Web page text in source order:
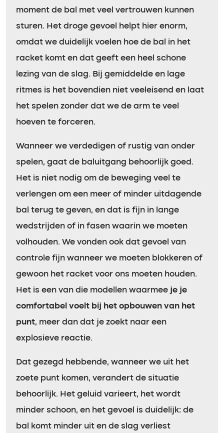
moment de bal met veel vertrouwen kunnen
sturen. Het droge gevoel helpt hier enorm,
omdat we duidelijk voelen hoe de bal in het
racket komt en dat geeft een heel schone
lezing van de slag. Bij gemiddelde en lage
ritmes is het bovendien niet veeleisend en laat
het spelen zonder dat we de arm te veel
hoeven te forceren.
Wanneer we verdedigen of rustig van onder
spelen, gaat de baluitgang behoorlijk goed.
Het is niet nodig om de beweging veel te
verlengen om een meer of minder uitdagende
bal terug te geven, en dat is fijn in lange
wedstrijden of in fasen waarin we moeten
volhouden. We vonden ook dat gevoel van
controle fijn wanneer we moeten blokkeren of
gewoon het racket voor ons moeten houden.
Het is een van die modellen waarmee je je
comfortabel voelt bij het opbouwen van het
punt, meer dan dat je zoekt naar een
explosieve reactie.
Dat gezegd hebbende, wanneer we uit het
zoete punt komen, verandert de situatie
behoorlijk. Het geluid varieert, het wordt
minder schoon, en het gevoel is duidelijk: de
bal komt minder uit en de slag verliest